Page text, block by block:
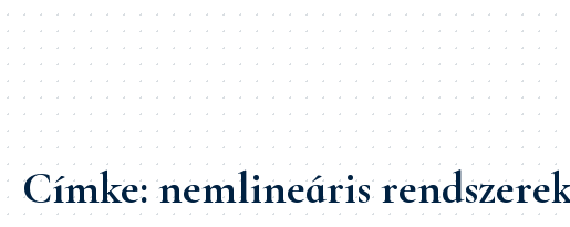
Címke:nemlineáris